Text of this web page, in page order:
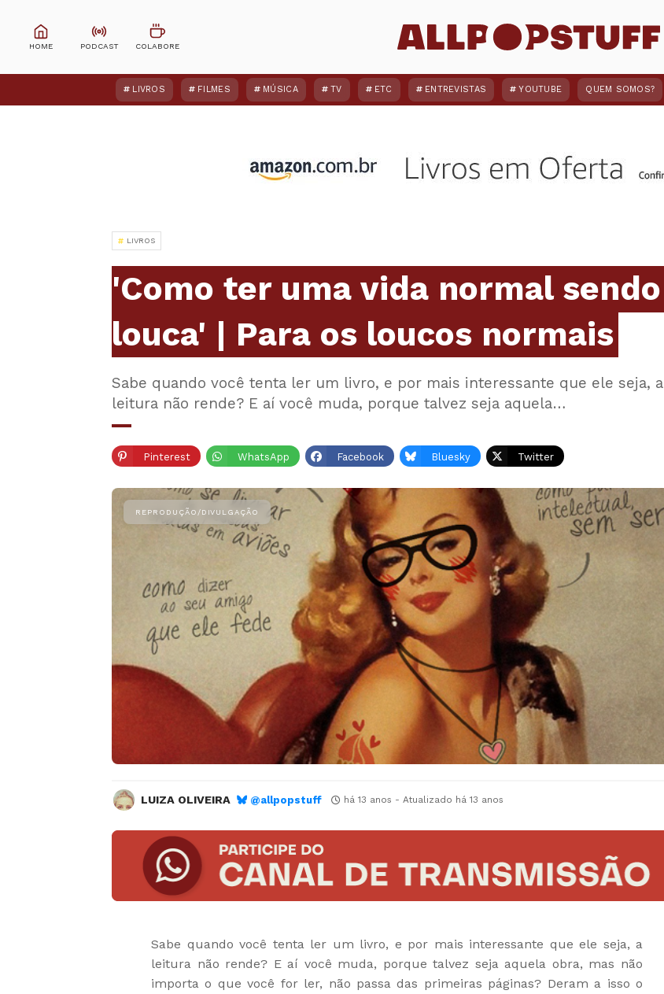
LIVROS FILMES MÚSICA TV ETC ENTREVISTAS YOUTUBE QUEM SOMOS?
LIVROS
'Como ter uma vida normal sendo
louca' | Para os loucos normais
Sabe quando você tenta ler um livro, e por mais interessante que ele seja, a
leitura não rende? E aí você muda, porque talvez seja aquela…
Pinterest WhatsApp Facebook Bluesky Twitter
LUIZA OLIVEIRA @allpopstuff há 13 anos - Atualizado há 13 anos
Sabe quando você tenta ler um livro, e por mais interessante que ele seja, a
leitura não rende? E aí você muda, porque talvez seja aquela obra, mas não
importa o que você for ler, não passa das primeiras páginas? Deram a isso o